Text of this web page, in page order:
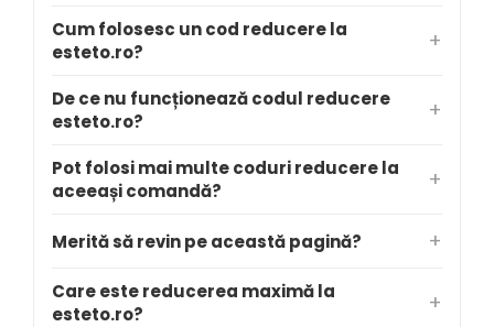
Cum folosesc un cod reducere la
esteto.ro?
De ce nu funcționează codul reducere
esteto.ro?
Pot folosi mai multe coduri reducere la
aceeași comandă?
Merită să revin pe această pagină?
Care este reducerea maximă la
esteto.ro?